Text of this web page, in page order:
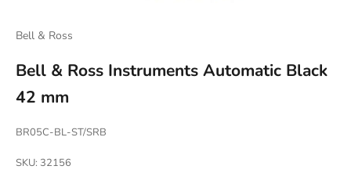
Bell & Ross
Bell & Ross Instruments Automatic Black
42 mm
BR05C-BL-ST/SRB
SKU: 32156